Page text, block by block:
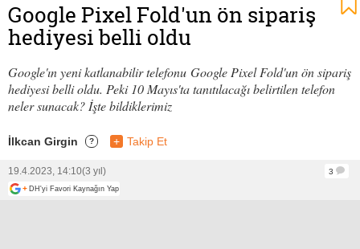
Google Pixel Fold'un ön sipariş
hediyesi belli oldu
Google'ın yeni katlanabilir telefonu Google Pixel Fold'un ön sipariş
hediyesi belli oldu. Peki 10 Mayıs'ta tanıtılacağı belirtilen telefon
neler sunacak? İşte bildiklerimiz
İlkcan Girgin ? + Takip Et
19.4.2023, 14:10(3 yıl)
3
+ DH'yi Favori Kaynağın Yap